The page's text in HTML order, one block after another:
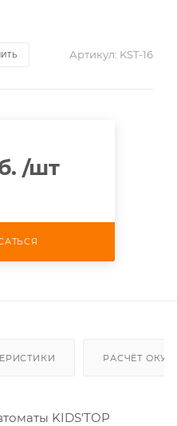
Артикул: KST-16
/шт
РАСЧЁТ
KIDS'TOP